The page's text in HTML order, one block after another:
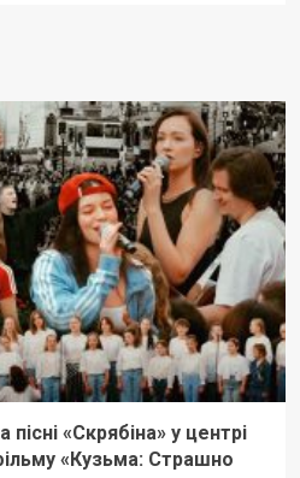
«Скрябіна» у центрі
«Кузьма: Страшно